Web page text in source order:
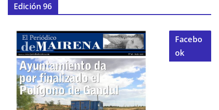
Edición 96
Facebo
ok